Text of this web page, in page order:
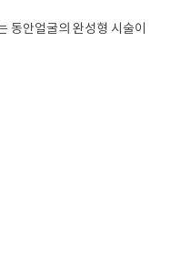
동안얼굴의 완성형 시술이